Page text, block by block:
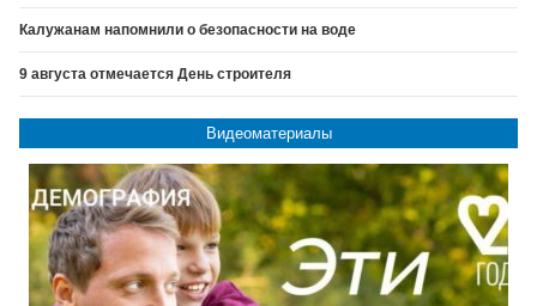
Калужанам напомнили о безопасности на воде
9 августа отмечается День строителя
Видеоматериалы